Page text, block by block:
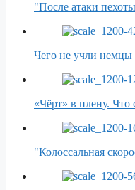
"После атаки
Чего не учли
«Чёрт» в плену. Что
"Колоссальная